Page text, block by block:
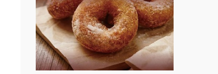
拾鑶火鍋加盟說明會
藍象廷泰式火鍋加盟說明會
日十。早午食加盟說明會
上宇林加盟說明會